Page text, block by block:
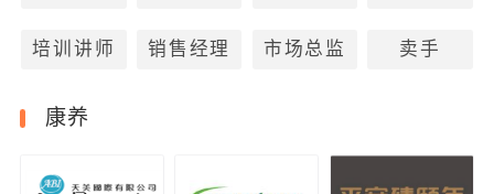
培训讲师 销售经理 市场总监 卖手
康养